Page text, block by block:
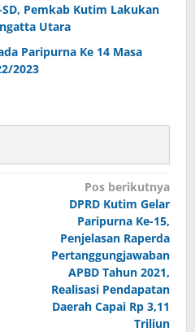
Pemkab Kutim Lakukan
Utara
Paripurna Ke 14 Masa
2023
Pos berikutnya
DPRD Kutim Gelar
Paripurna Ke-15,
Penjelasan Raperda
Pertanggungjawaban
APBD Tahun 2021,
Realisasi Pendapatan
Daerah Capai Rp 3,11
Triliun